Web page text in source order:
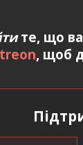
те, що
, щоб